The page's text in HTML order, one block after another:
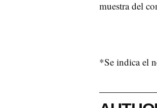
muestra del
*Se indica el